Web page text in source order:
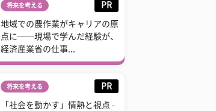
将来を考える PR
地域での農作業がキャリアの原
点に──現場で学んだ経験が、
経済産業省の仕事...
将来を考える PR
「社会を動かす」情熱と視点 -